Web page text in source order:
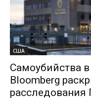
США
Самоубийства
Bloomberg
расследования